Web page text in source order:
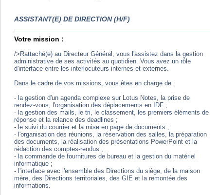
ASSISTANT(E) DE DIRECTION (H/F)
Votre mission :
/>Rattaché(e) au Directeur Général, vous l'assistez dans la gestion
administrative de ses activités au quotidien. Vous avez un rôle
d'interface entre les interlocuteurs internes et externes.
Dans le cadre de vos missions, vous êtes en charge de :
- la gestion d'un agenda complexe sur Lotus Notes, la prise de
rendez-vous, l'organisation des déplacements en IDF ;
- la gestion des mails, le tri, le classement, les premiers éléments de
réponse et la relance des deadlines ;
- le suivi du courrier et la mise en page de documents ;
- l'organisation des réunions, la réservation des salles, la préparation
des documents, la réalisation des présentations PowerPoint et la
rédaction des comptes-rendus ;
- la commande de fournitures de bureau et la gestion du matériel
informatique ;
- l'interface avec l'ensemble des Directions du siège, de la maison
mère, des Directions territoriales, des GIE et la remontée des
informations.